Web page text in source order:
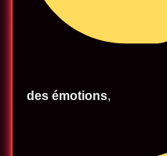
des émotions,